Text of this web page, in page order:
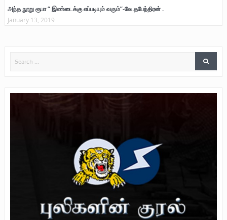
அந்த நூறு ரூபா “ இண்டைக்கு எப்படியும் வரும்”-வே.தபேந்திரன் .
January 13, 2019